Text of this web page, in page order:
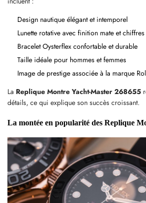
Design nautique élégant et intemporel
Lunette rotative avec finition mate et
Bracelet Oysterflex confortable et durable
Taille idéale pour hommes et femmes
Image de prestige associée à la marque
La Replique Montre Yacht-Master 268655
détails, ce qui explique son succès croissant.
La montée en popularité des Replique